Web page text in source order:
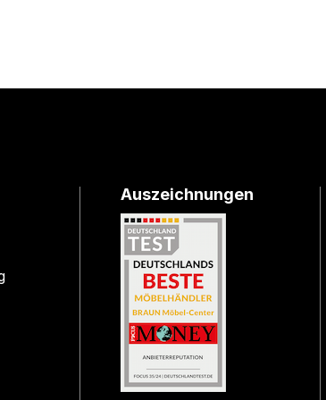
Auszeichnungen